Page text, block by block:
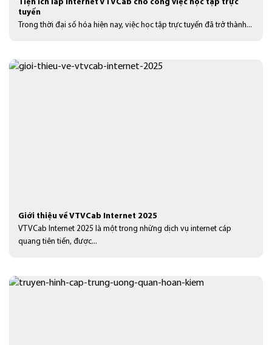
Tiện ích lắp Internet VTVCab cho công việc học tập trực
tuyến
Trong thời đại số hóa hiện nay, việc học tập trực tuyến đã trở thành...
Giới thiệu về VTVCab Internet 2025
VTVCab Internet 2025 là một trong những dịch vụ internet cáp
quang tiên tiến, được...